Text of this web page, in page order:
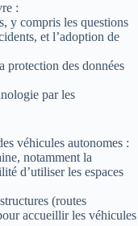
:
y compris les questions
et l’adoption de
protection des données
par les
véhicules autonomes :
notamment la
d’utiliser les espaces
(routes
accueillir les véhicules